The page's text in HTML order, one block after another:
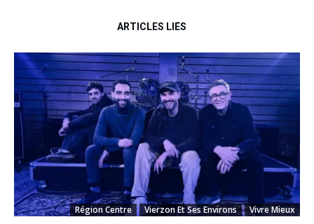
ARTICLES LIÉS
Région Centre Vierzon Et Ses Environs Vivre Mieux